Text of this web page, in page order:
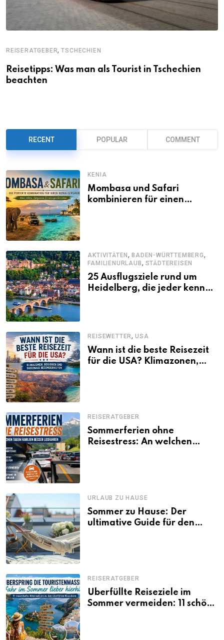
REISERATGEBER,TSCHECHIEN
Reisetipps: Was man als Tourist in Tschechien
beachten
RECENT POPULAR COMMENT
KENIA
Mombasa und Safari
kombinieren für einen
AKTIVITÄTEN,BADEN-WÜRTTEMBERG,
FAMILIENURLAUB, STÄDTEREISEN
25 Ausflugsziele rund um
Heidelberg, die jeder kennen
REISEWETTER,USA
Wann ist die beste Reisezeit
für die USA? Klimazonen,
REISERATGEBER
Sommerferien ohne
Reisestress: An welchen
URLAUB ZU HAUSE
Sommer zu Hause: Der
ultimative Guide für den
REISERATGEBER
Überfüllte Reiseziele im
Sommer vermeiden: 11 schöne